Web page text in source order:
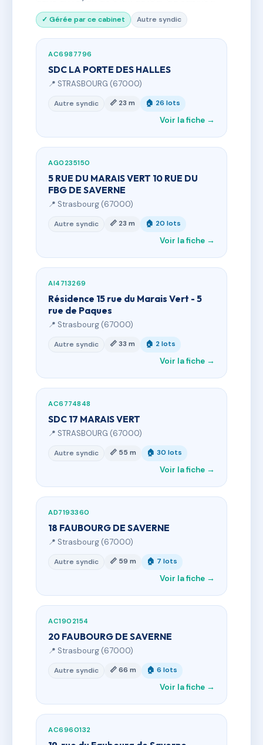
✓ Gérée par ce cabinet Autre syndic
AC6987796
SDC LA PORTE DES HALLES
📍 STRASBOURG (67000)
Autre syndic 📏 23 m 🏠 26 lots
Voir la fiche →
AG0235150
5 RUE DU MARAIS VERT 10 RUE DU
FBG DE SAVERNE
📍 Strasbourg (67000)
Autre syndic 📏 23 m 🏠 20 lots
Voir la fiche →
AI4713269
Résidence 15 rue du Marais Vert - 5
rue de Paques
📍 Strasbourg (67000)
Autre syndic 📏 33 m 🏠 2 lots
Voir la fiche →
AC6774848
SDC 17 MARAIS VERT
📍 STRASBOURG (67000)
Autre syndic 📏 55 m 🏠 30 lots
Voir la fiche →
AD7193360
18 FAUBOURG DE SAVERNE
📍 Strasbourg (67000)
Autre syndic 📏 59 m 🏠 7 lots
Voir la fiche →
AC1902154
20 FAUBOURG DE SAVERNE
📍 Strasbourg (67000)
Autre syndic 📏 66 m 🏠 6 lots
Voir la fiche →
AC6960132